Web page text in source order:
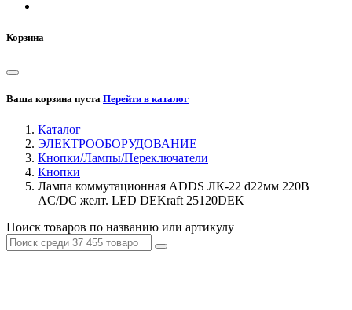
Корзина
Ваша корзина пуста Перейти в каталог
Каталог
ЭЛЕКТРООБОРУДОВАНИЕ
Кнопки/Лампы/Переключатели
Кнопки
Лампа коммутационная ADDS ЛК-22 d22мм 220В
AC/DC желт. LED DEKraft 25120DEK
Поиск товаров по названию или артикулу